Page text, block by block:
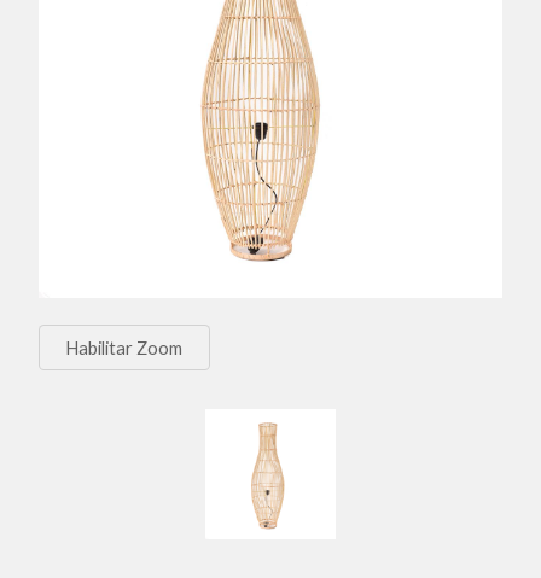
Habilitar Zoom